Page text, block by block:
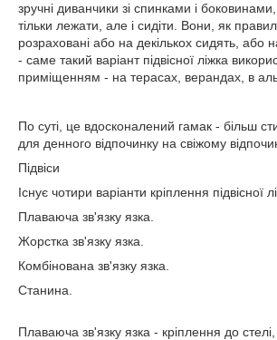
зручні диванчики зі спинками і
тільки лежати, але і сидіти. Вони, як
розраховані або на декількох сидять, або
- саме такий варіант підвісної ліжка
приміщенням - на терасах, верандах, в
По суті, це вдосконалений гамак - більш
для денного відпочинку на свіжому
Підвіси
Існує чотири варіанти кріплення підвісної
Плаваюча зв'язку язка.
Жорстка зв'язку язка.
Комбінована зв'язку язка.
Станина.
Плаваюча зв'язку язка - кріплення до стелі,